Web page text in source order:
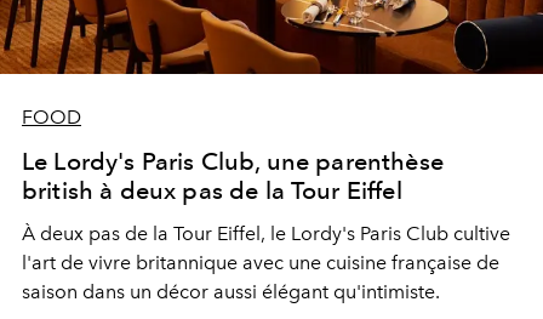
FOOD
Le Lordy's Paris Club, une parenthèse
british à deux pas de la Tour Eiffel
À deux pas de la Tour Eiffel, le Lordy's Paris Club cultive
l'art de vivre britannique avec une cuisine française de
saison dans un décor aussi élégant qu'intimiste.